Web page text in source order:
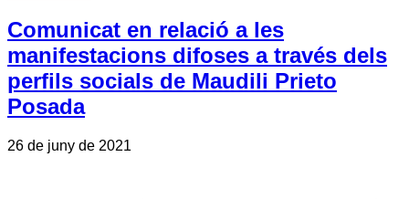
Comunicat en relació a les
manifestacions difoses a través dels
perfils socials de Maudili Prieto
Posada
26 de juny de 2021